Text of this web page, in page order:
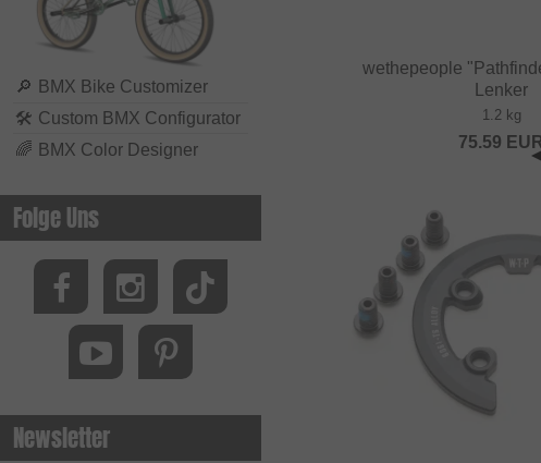
🔎 BMX Bike Customizer
🛠 Custom BMX Configurator
🌈 BMX Color Designer
Folge Uns
Newsletter
wethepeople
Lenker
1.2 kg
75.59